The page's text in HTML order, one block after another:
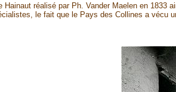
Hainaut réalisé par Ph. Vander Maelen en
le fait que le Pays des Collines a vécu